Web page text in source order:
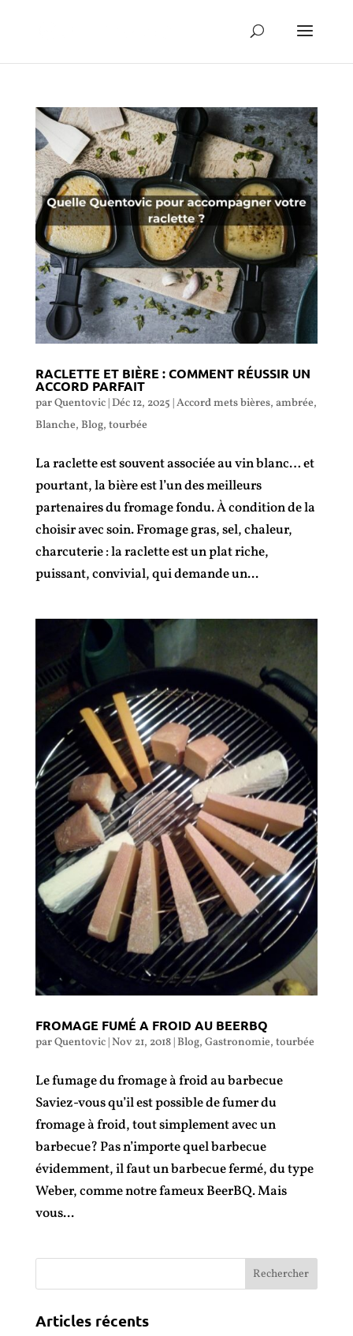
RACLETTE ET BIÈRE : COMMENT RÉUSSIR UN
ACCORD PARFAIT
parQuentovic|Déc 12, 2025 |Accord mets bières, ambrée,
Blanche, Blog, tourbée
La raclette est souvent associée au vin blanc… et
pourtant, la bière est l’un des meilleurs
partenaires du fromage fondu. À condition de la
choisir avec soin. Fromage gras, sel, chaleur,
charcuterie : la raclette est un plat riche,
puissant, convivial, qui demande un...
FROMAGE FUMÉ A FROID AU BEERBQ
parQuentovic|Nov 21, 2018|Blog, Gastronomie, tourbée
Le fumage du fromage à froid au barbecue
Saviez-vous qu’il est possible de fumer du
fromage à froid, tout simplement avec un
barbecue? Pas n’importe quel barbecue
évidemment, il faut un barbecue fermé, du type
Weber, comme notre fameux BeerBQ. Mais
vous...
Articles récents